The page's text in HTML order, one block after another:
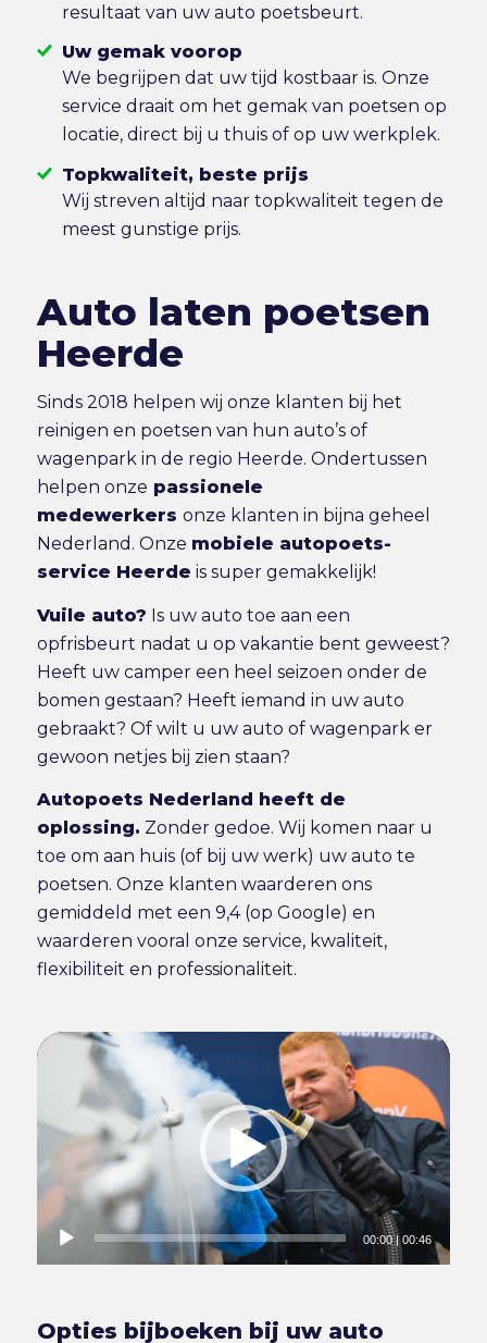
resultaat van uw auto poetsbeurt.
Uw gemak voorop
We begrijpen dat uw tijd kostbaar is. Onze
service draait om het gemak van poetsen op
locatie, direct bij u thuis of op uw werkplek.
Topkwaliteit, beste prijs
Wij streven altijd naar topkwaliteit tegen de
meest gunstige prijs.
Auto laten poetsen
Heerde
Sinds 2018 helpen wij onze klanten bij het
reinigen en poetsen van hun auto’s of
wagenpark in de regio Heerde. Ondertussen
helpen onze passionele
medewerkers onze klanten in bijna geheel
Nederland. Onze mobiele autopoets-
service Heerde is super gemakkelijk!
Vuile auto? Is uw auto toe aan een
opfrisbeurt nadat u op vakantie bent geweest?
Heeft uw camper een heel seizoen onder de
bomen gestaan? Heeft iemand in uw auto
gebraakt? Of wilt u uw auto of wagenpark er
gewoon netjes bij zien staan?
Autopoets Nederland heeft de
oplossing. Zonder gedoe. Wij komen naar u
toe om aan huis (of bij uw werk) uw auto te
poetsen. Onze klanten waarderen ons
gemiddeld met een 9,4 (op Google) en
waarderen vooral onze service, kwaliteit,
flexibiliteit en professionaliteit.
00:00|00:46
Opties bijboeken bij uw auto